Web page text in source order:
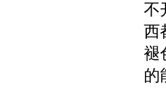
不
西
褪
的